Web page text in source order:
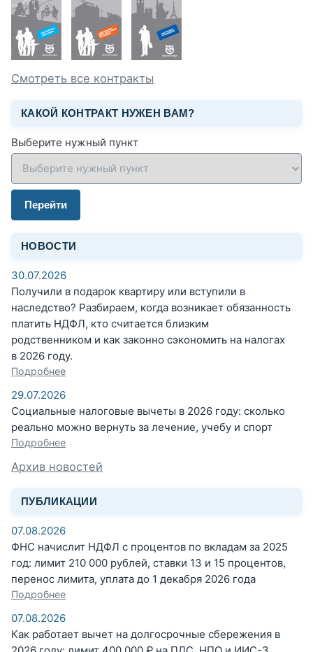
Смотреть все контракты
КАКОЙ КОНТРАКТ НУЖЕН ВАМ?
Выберите нужный пункт
Перейти
НОВОСТИ
30.07.2026
Получили в подарок квартиру или вступили в
наследство? Разбираем, когда возникает обязанность
платить НДФЛ, кто считается близким
родственником и как законно сэкономить на налогах
в 2026 году.
Подробнее
29.07.2026
Социальные налоговые вычеты в 2026 году: сколько
реально можно вернуть за лечение, учебу и спорт
Подробнее
Архив новостей
ПУБЛИКАЦИИ
07.08.2026
ФНС начислит НДФЛ с процентов по вкладам за 2025
год: лимит 210 000 рублей, ставки 13 и 15 процентов,
перенос лимита, уплата до 1 декабря 2026 года
Подробнее
07.08.2026
Как работает вычет на долгосрочные сбережения в